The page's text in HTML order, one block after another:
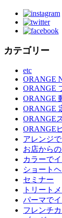
カテゴリー
etc
ORANGE
ORANGE
ORANGE
ORANGE
ORANGE
ORANGE
アレンジ
お店から
カラーで
ショート
セミナー
トリート
パーマでイ
フレンチ